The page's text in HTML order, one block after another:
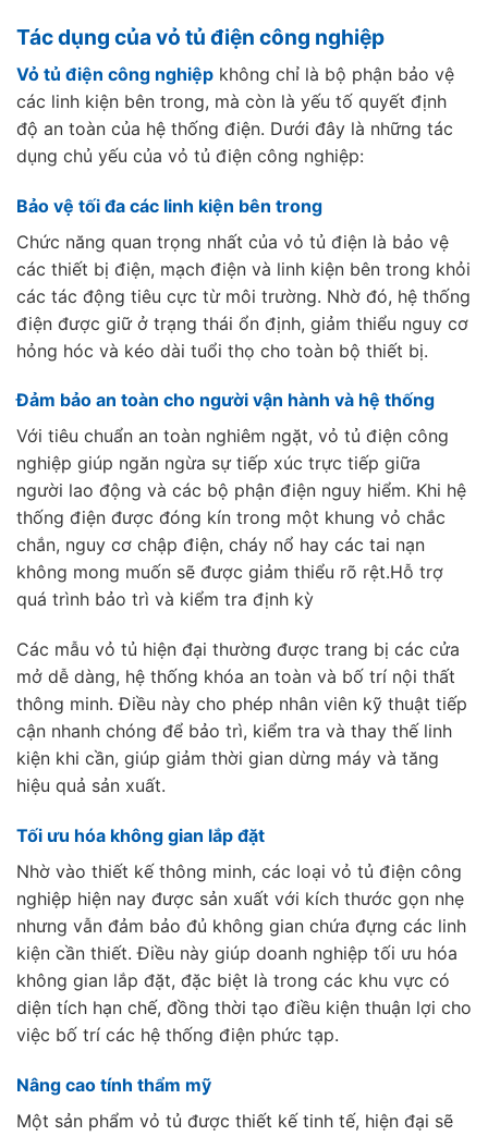
Tác dụng của vỏ tủ điện công nghiệp
Vỏ tủ điện công nghiệp không chỉ là bộ phận bảo vệ
các linh kiện bên trong, mà còn là yếu tố quyết định
độ an toàn của hệ thống điện. Dưới đây là những tác
dụng chủ yếu của vỏ tủ điện công nghiệp:
Bảo vệ tối đa các linh kiện bên trong
Chức năng quan trọng nhất của vỏ tủ điện là bảo vệ
các thiết bị điện, mạch điện và linh kiện bên trong khỏi
các tác động tiêu cực từ môi trường. Nhờ đó, hệ thống
điện được giữ ở trạng thái ổn định, giảm thiểu nguy cơ
hỏng hóc và kéo dài tuổi thọ cho toàn bộ thiết bị.
Đảm bảo an toàn cho người vận hành và hệ thống
Với tiêu chuẩn an toàn nghiêm ngặt, vỏ tủ điện công
nghiệp giúp ngăn ngừa sự tiếp xúc trực tiếp giữa
người lao động và các bộ phận điện nguy hiểm. Khi hệ
thống điện được đóng kín trong một khung vỏ chắc
chắn, nguy cơ chập điện, cháy nổ hay các tai nạn
không mong muốn sẽ được giảm thiểu rõ rệt.Hỗ trợ
quá trình bảo trì và kiểm tra định kỳ
Các mẫu vỏ tủ hiện đại thường được trang bị các cửa
mở dễ dàng, hệ thống khóa an toàn và bố trí nội thất
thông minh. Điều này cho phép nhân viên kỹ thuật tiếp
cận nhanh chóng để bảo trì, kiểm tra và thay thế linh
kiện khi cần, giúp giảm thời gian dừng máy và tăng
hiệu quả sản xuất.
Tối ưu hóa không gian lắp đặt
Nhờ vào thiết kế thông minh, các loại vỏ tủ điện công
nghiệp hiện nay được sản xuất với kích thước gọn nhẹ
nhưng vẫn đảm bảo đủ không gian chứa đựng các linh
kiện cần thiết. Điều này giúp doanh nghiệp tối ưu hóa
không gian lắp đặt, đặc biệt là trong các khu vực có
diện tích hạn chế, đồng thời tạo điều kiện thuận lợi cho
việc bố trí các hệ thống điện phức tạp.
Nâng cao tính thẩm mỹ
Một sản phẩm vỏ tủ được thiết kế tinh tế, hiện đại sẽ